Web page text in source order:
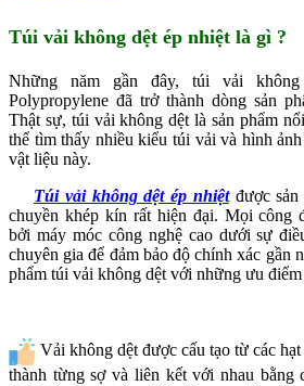
Túi vải không dệt ép nhiệt là gì ?
Những năm gần đây, túi vải
Polypropylene đã trở thành dòng sản
Thật sự, túi vải không dệt là sản phẩm
thể tìm thấy nhiều kiểu túi vải và hình
vật liệu này.
Túi vải không dệt ép nhiệtđược sản
chuyền khép kín rất hiện đại. Mọi công
bởi máy móc công nghệ cao dưới sự
chuyên gia để đảm bảo độ chính xác gần
phẩm túi vải không dệt với những ưu
Vải không dệt được cấu tạo từ các
thành từng sợ và liên kết với nhau bằng